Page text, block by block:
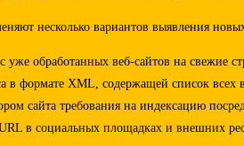
несколько вариантов выявления
уже обработанных веб-сайтов на свежие
в формате XML, содержащей список всех
сайта требования на индексацию
в социальных площадках и внешних